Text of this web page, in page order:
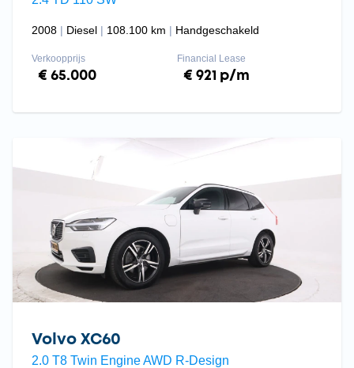
2008 Diesel 108.100 km Handgeschakeld
Verkoopprijs
€ 65.000
Financial Lease
€ 921 p/m
Volvo XC60
2.0 T8 Twin Engine AWD R-Design